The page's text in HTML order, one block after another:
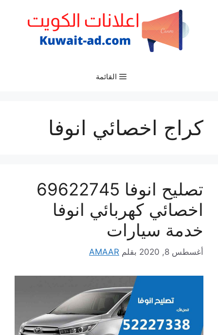
القائمة
كراج اخصائي انوفا
تصليح انوفا 69622745
اخصائي كهربائي انوفا
خدمة سيارات
أغسطس 8, 2020 بقلم AMAAR